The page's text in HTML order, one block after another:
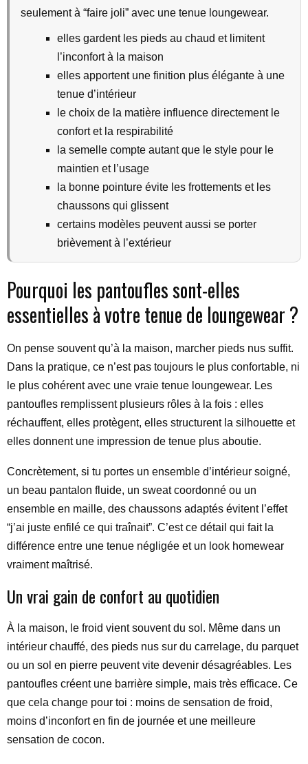
seulement à “faire joli” avec une tenue loungewear.
elles gardent les pieds au chaud et limitent
l’inconfort à la maison
elles apportent une finition plus élégante à une
tenue d’intérieur
le choix de la matière influence directement le
confort et la respirabilité
la semelle compte autant que le style pour le
maintien et l’usage
la bonne pointure évite les frottements et les
chaussons qui glissent
certains modèles peuvent aussi se porter
brièvement à l’extérieur
Pourquoi les pantoufles sont-elles
essentielles à votre tenue de loungewear ?
On pense souvent qu’à la maison, marcher pieds nus suffit.
Dans la pratique, ce n’est pas toujours le plus confortable, ni
le plus cohérent avec une vraie tenue loungewear. Les
pantoufles remplissent plusieurs rôles à la fois : elles
réchauffent, elles protègent, elles structurent la silhouette et
elles donnent une impression de tenue plus aboutie.
Concrètement, si tu portes un ensemble d’intérieur soigné,
un beau pantalon fluide, un sweat coordonné ou un
ensemble en maille, des chaussons adaptés évitent l’effet
“j’ai juste enfilé ce qui traînait”. C’est ce détail qui fait la
différence entre une tenue négligée et un look homewear
vraiment maîtrisé.
Un vrai gain de confort au quotidien
À la maison, le froid vient souvent du sol. Même dans un
intérieur chauffé, des pieds nus sur du carrelage, du parquet
ou un sol en pierre peuvent vite devenir désagréables. Les
pantoufles créent une barrière simple, mais très efficace. Ce
que cela change pour toi : moins de sensation de froid,
moins d’inconfort en fin de journée et une meilleure
sensation de cocon.